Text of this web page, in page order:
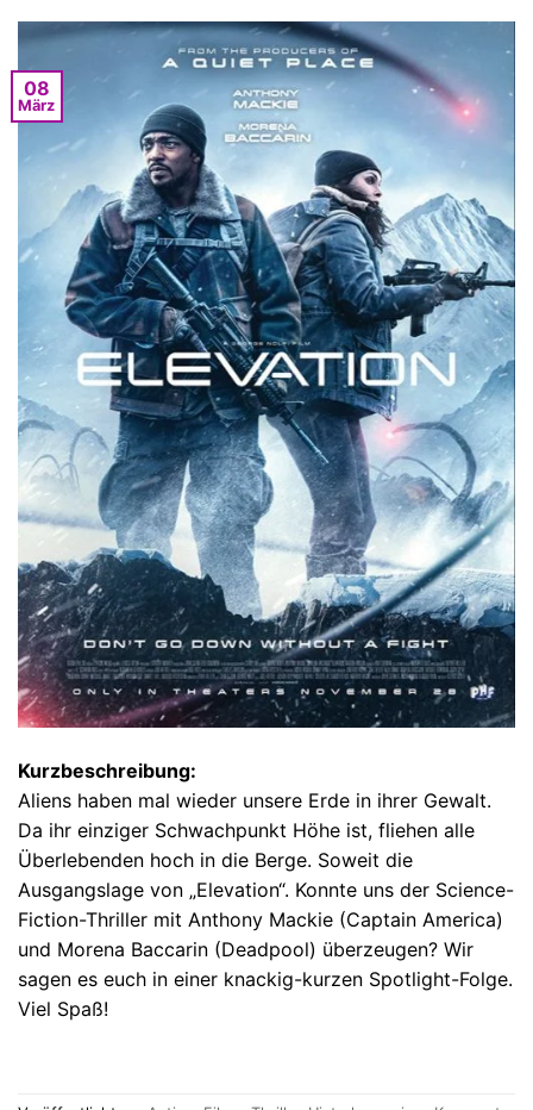
08
März
Kurzbeschreibung:
Aliens haben mal wieder unsere Erde in ihrer Gewalt.
Da ihr einziger Schwachpunkt Höhe ist, fliehen alle
Überlebenden hoch in die Berge. Soweit die
Ausgangslage von „Elevation“. Konnte uns der Science-
Fiction-Thriller mit Anthony Mackie (Captain America)
und Morena Baccarin (Deadpool) überzeugen? Wir
sagen es euch in einer knackig-kurzen Spotlight-Folge.
Viel Spaß!